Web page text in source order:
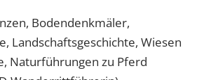
Bodendenkmäler,
Landschaftsgeschichte, Wiesen
Naturführungen zu Pferd